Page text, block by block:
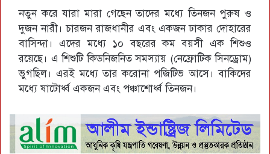
নতুন করে যারা মারা গেছেন তাদের মধ্যে তিনজন পুরুষ ও
দুজন নারী। চারজন রাজধানীর এবং একজন ঢাকার দোহারের
বাসিন্দা। এদের মধ্যে ১০ বছরের কম বয়সী এক শিশুও
রয়েছে। এ শিশুটি কিডনিজনিত সমস্যায় (নেফ্রোটিক সিনড্রোম)
ভুগছিল। এরই মধ্যে তার করোনা পজিটিভ আসে। বাকিদের
মধ্যে ষাটোর্ধ্ব একজন এবং পঞ্চাশোর্ধ্ব তিনজন।